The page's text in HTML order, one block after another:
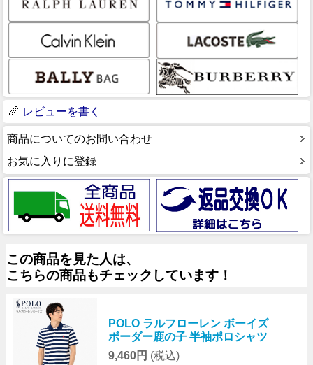
レビューを書く
商品についてのお問い合わせ
お気に入りに登録
この商品を見た人は、
こちらの商品もチェックしています！
POLO ラルフローレン ボーイズ
ボーダー鹿の子 半袖ポロシャツ
9,460円 (税込)